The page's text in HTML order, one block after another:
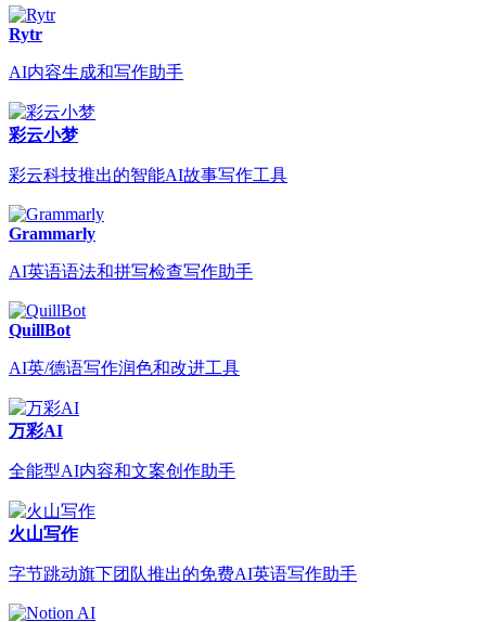
Rytr
AI内容生成和写作助手
彩云小梦
彩云科技推出的智能AI故事写作工具
Grammarly
AI英语语法和拼写检查写作助手
QuillBot
AI英/德语写作润色和改进工具
万彩AI
全能型AI内容和文案创作助手
火山写作
字节跳动旗下团队推出的免费AI英语写作助手